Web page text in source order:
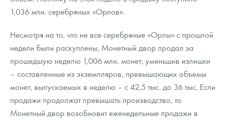
Русская нумизматика
Наборы подарочных и коллекционных монет
Книги по нумизматике
1,036 млн. серебряных «Орлов».
Несмотря на то, что не все серебряные «Орлы» с прошлой
недели были раскуплены, Монетный двор продал за
прошедшую неделю 1,006 млн. монет, уменьшив излишки
– составленные из экземпляров, превышающих объемы
монет, выпускаемых в неделю – с 42,5 тыс. до 36 тыс. Если
продажи продолжат превышать производство, то
Монетный двор возобновит еженедельные продажи в